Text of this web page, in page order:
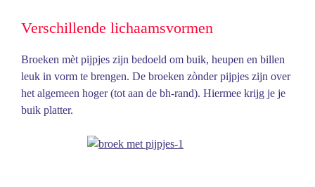
Verschillende lichaamsvormen
Broeken mèt pijpjes zijn bedoeld om buik, heupen en billen
leuk in vorm te brengen. De broeken zònder pijpjes zijn over
het algemeen hoger (tot aan de bh-rand). Hiermee krijg je je
buik platter.